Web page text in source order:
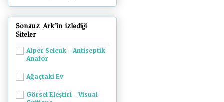
Sonsuz Ark'in izlediği
Siteler
Alper Selçuk - Antiseptik
Anafor
Ağaçtaki Ev
Görsel Eleştiri - Visual